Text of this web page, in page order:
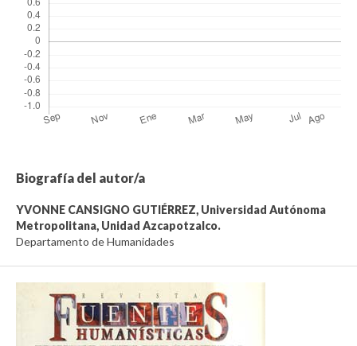
Biografía del autor/a
YVONNE CANSIGNO GUTIÉRREZ, Universidad Autónoma
Metropolitana, Unidad Azcapotzalco.
Departamento de Humanidades